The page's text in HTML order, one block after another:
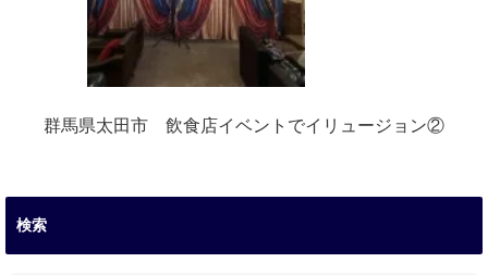
群馬県太田市 飲食店イベントでイリュージョン②
検索